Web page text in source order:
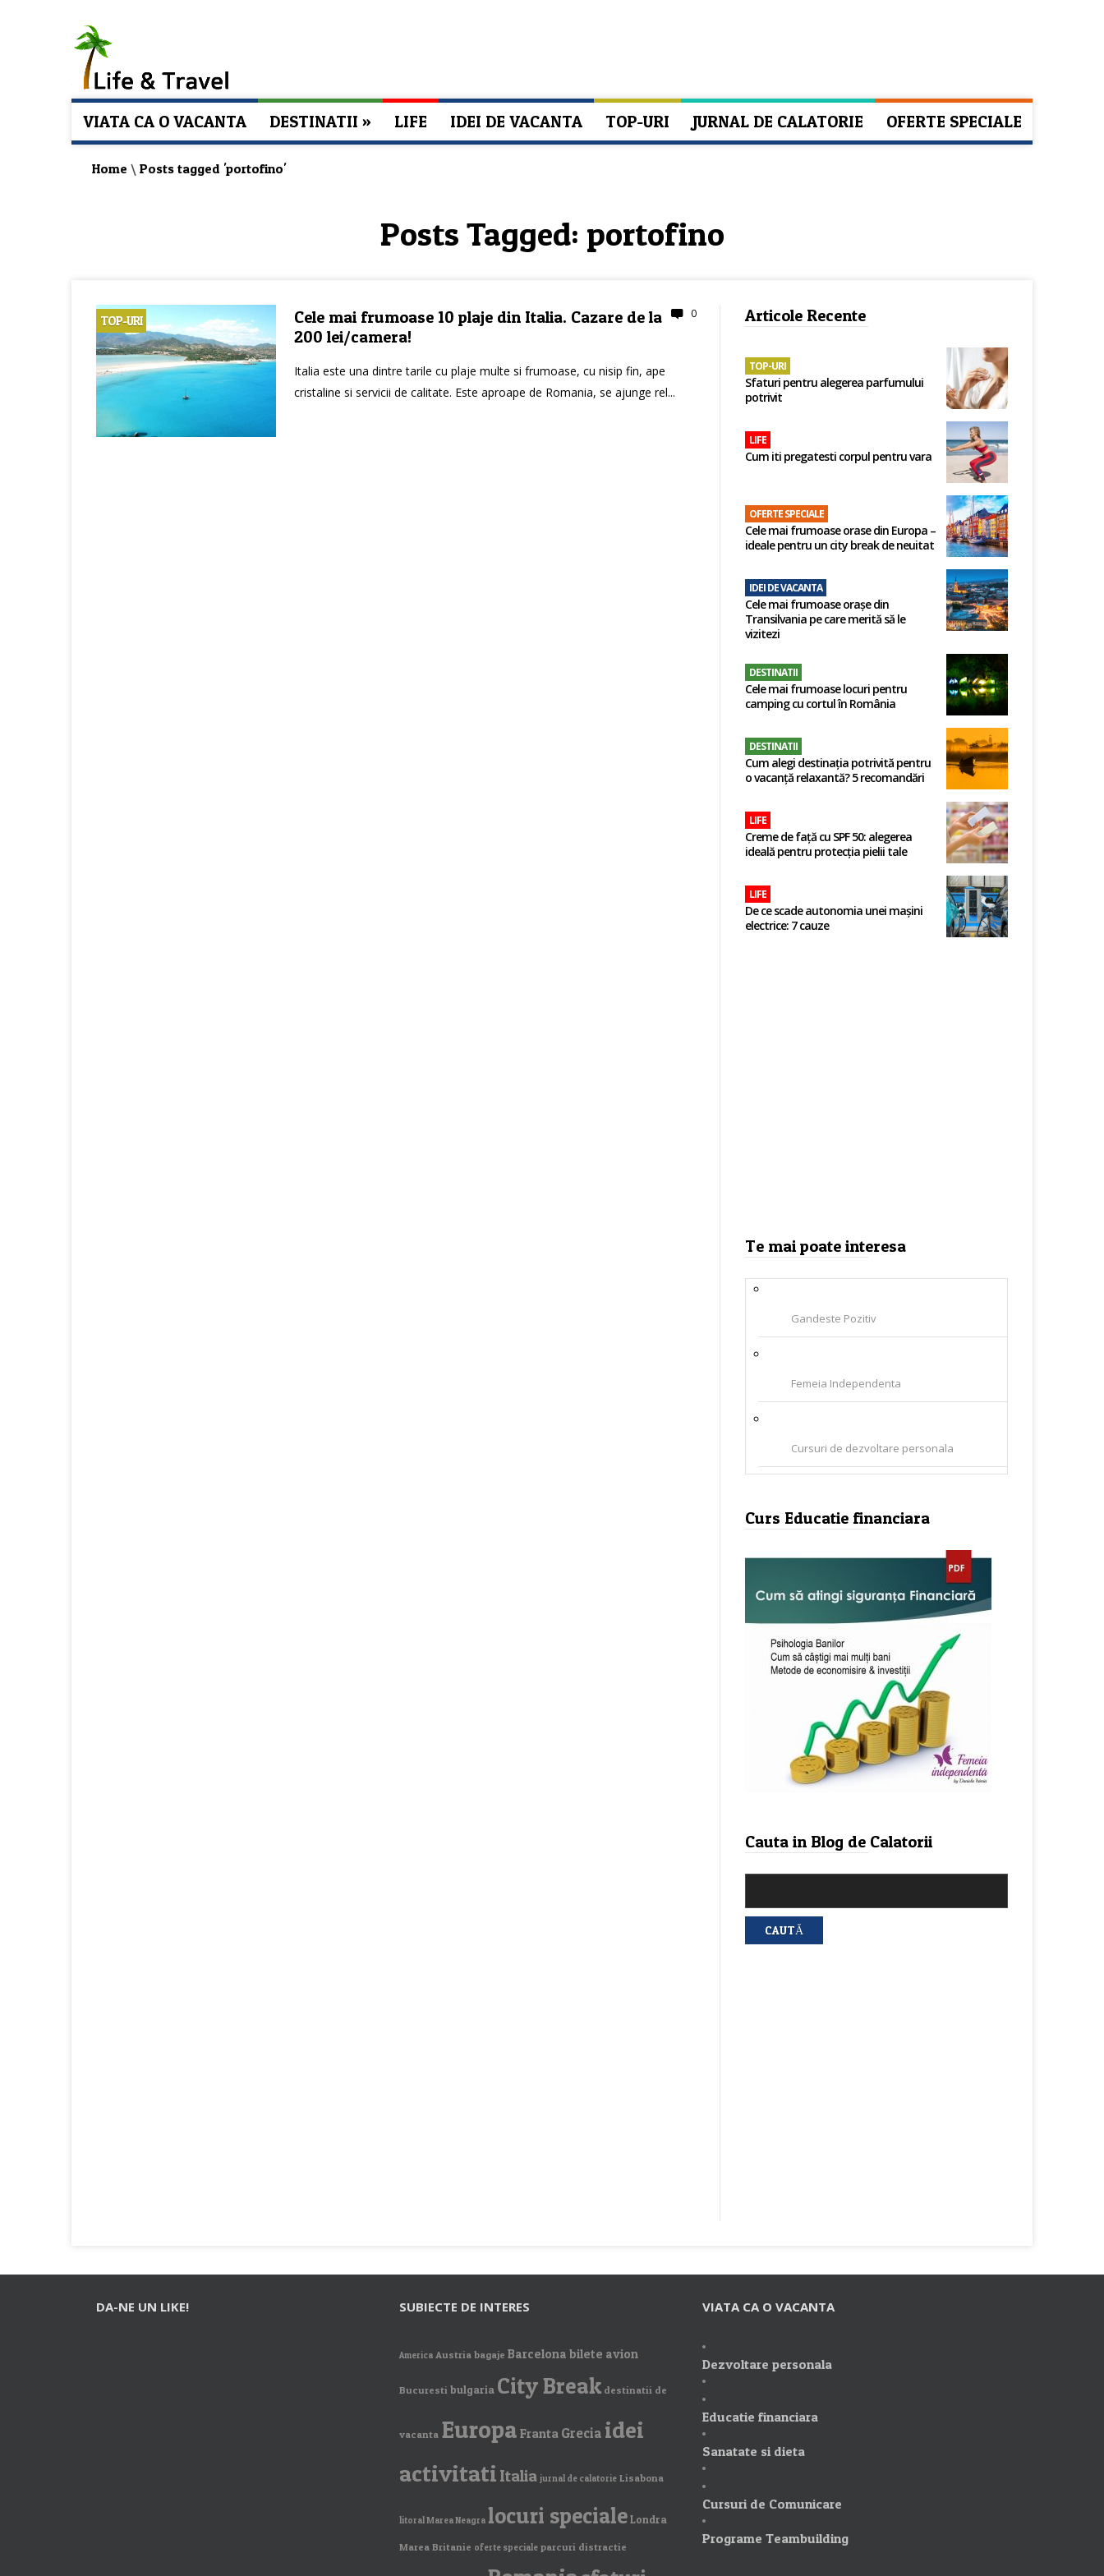
VIATA CA O VACANTA DESTINATII » LIFE IDEI DE VACANTA TOP-URI JURNAL DE CALATORIE OFERTE SPECIALE
Home \ Posts tagged 'portofino'
Posts Tagged: portofino
TOP-URI 0
Cele mai frumoase 10 plaje din Italia. Cazare de la
200 lei/camera!
Italia este una dintre tarile cu plaje multe si frumoase, cu nisip fin, ape
cristaline si servicii de calitate. Este aproape de Romania, se ajunge rel...
Articole Recente
TOP-URI
Sfaturi pentru alegerea parfumului
potrivit
LIFE
Cum iti pregatesti corpul pentru vara
OFERTE SPECIALE
Cele mai frumoase orase din Europa –
ideale pentru un city break de neuitat
IDEI DE VACANTA
Cele mai frumoase orașe din
Transilvania pe care merită să le
vizitezi
DESTINATII
Cele mai frumoase locuri pentru
camping cu cortul în România
DESTINATII
Cum alegi destinația potrivită pentru
o vacanță relaxantă? 5 recomandări
LIFE
Creme de față cu SPF 50: alegerea
ideală pentru protecția pielii tale
LIFE
De ce scade autonomia unei mașini
electrice: 7 cauze
Te mai poate interesa
Gandeste Pozitiv
Femeia Independenta
Cursuri de dezvoltare personala
Curs Educatie financiara
Cauta in Blog de Calatorii
DA-NE UN LIKE! SUBIECTE DE INTERES
America Austria bagaje Barcelona bilete avion
Bucuresti bulgaria City Break destinatii de
vacanta Europa Franta Grecia idei
activitati Italia jurnal de calatorie Lisabona
litoral Marea Neagra locuri specialeLondra
Marea Britanie oferte speciale parcuri distractie
VIATA CA O VACANTA
Dezvoltare personala
Educatie financiara
Sanatate si dieta
Cursuri de Comunicare
Programe Teambuilding